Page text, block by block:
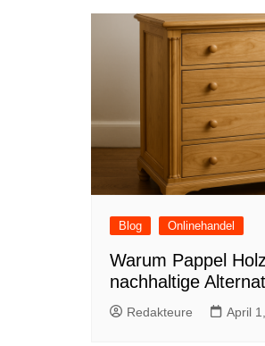
Blog Onlinehandel
Warum Pappel
nachhaltige
Redakteure April